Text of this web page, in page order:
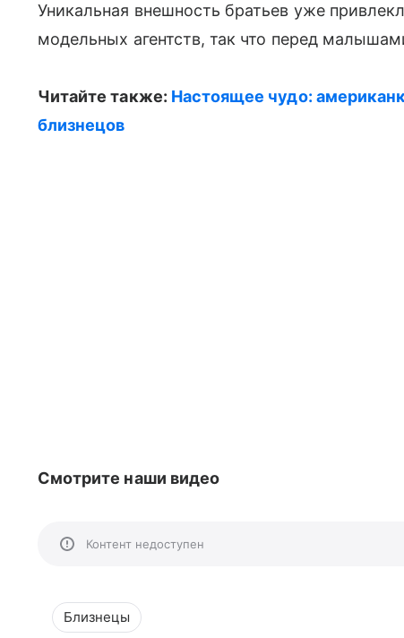
Уникальная внешность братьев уже
модельных агентств, так что перед
Читайте также: Настоящее чудо:
близнецов
Смотрите наши видео
Контент недоступен
Близнецы